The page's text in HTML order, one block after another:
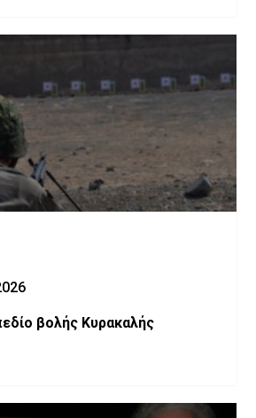
βολής Κυρακαλής